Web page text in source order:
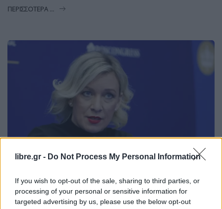
libre.gr - Do Not Process My Personal Information
If you wish to opt-out of the sale, sharing to third parties, or
processing of your personal or sensitive information for
targeted advertising by us, please use the below opt-out
ΠΕΡΙΣΣΌΤΕΡΑ ...
ΚΌΣΜΟΣ